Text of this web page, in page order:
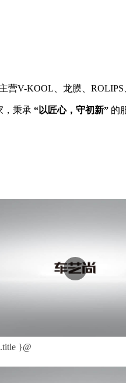
营V-KOOL、龙膜、
，秉承 “以匠心，守初新” 的
}@